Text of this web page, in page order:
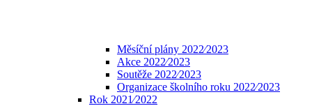
Měsíční plány 2022⁄2023
Akce 2022⁄2023
Soutěže 2022⁄2023
Organizace školního roku 2022⁄2023
Rok 2021⁄2022